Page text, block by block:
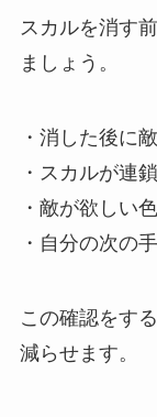
スカルを消す
ましょう。
・消した後に
・スカルが連
・敵が欲しい
・自分の次の
この確認をす
減らせます。